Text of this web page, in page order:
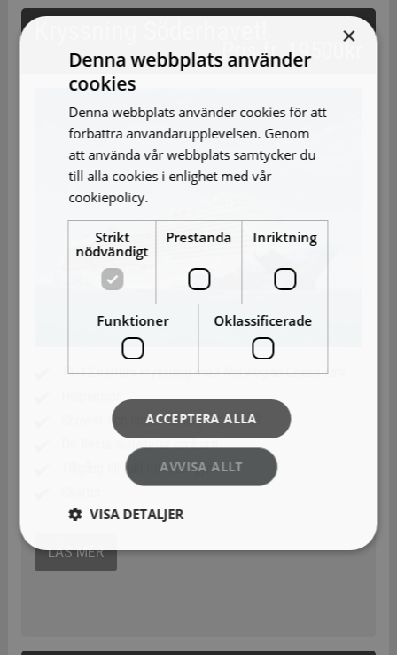
Pris fr. 19500kr
11-12 nätters kryssning med Norwegian Cruise Line
Shower och underhållning varje kväll
De flesta aktiviteter ombord
Tillgång till fullt utrustat gym
LÄS MER
×
Denna webbplats använder
cookies
Denna webbplats använder cookies för att
förbättra användarupplevelsen. Genom
att använda vår webbplats samtycker du
till alla cookies i enlighet med vår
cookiepolicy.
Strikt
nödvändigt
Prestanda Inriktning
Funktioner Oklassificerade
ACCEPTERA ALLA
AVVISA ALLT
VISA DETALJER